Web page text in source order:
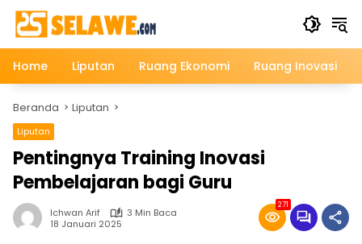
Langsung
konten
Home
Liputan Ruang Ekonomi Ruang Inovasi
Beranda Liputan
Liputan
Pentingnya Training Inovasi
Pembelajaran bagi Guru
Ichwan Arif
3 Min Baca
18 Januari 2025
271